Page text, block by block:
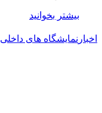
بیشتر بخوانید
اخبار نمایشگاه های داخلی